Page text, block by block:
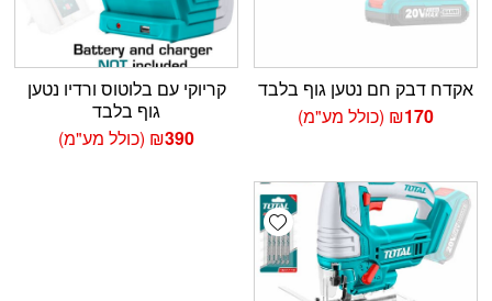
אקדח דבק חם נטען גוף בלבד
₪170 (כולל מע"מ)
קריוקי עם בלוטוס ורדיו נטען
גוף בלבד
₪390 (כולל מע"מ)
Add wishlist